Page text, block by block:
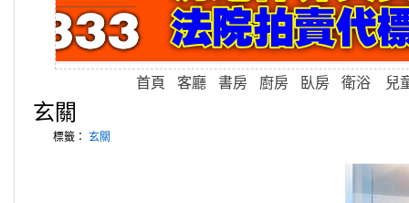
首頁 客廳 書房 廚房 臥房 衛浴 兒
玄關
標籤： 玄關